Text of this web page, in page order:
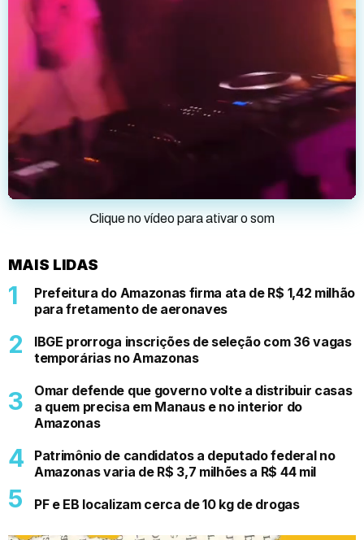
Clique no vídeo para ativar o som
MAIS LIDAS
Prefeitura do Amazonas firma ata de R$ 1,42 milhão
para fretamento de aeronaves
IBGE prorroga inscrições de seleção com 36 vagas
temporárias no Amazonas
Omar defende que governo volte a distribuir casas
a quem precisa em Manaus e no interior do
Amazonas
Patrimônio de candidatos a deputado federal no
Amazonas varia de R$ 3,7 milhões a R$ 44 mil
PF e EB localizam cerca de 10 kg de drogas